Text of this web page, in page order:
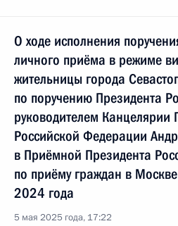
О ходе исполнения
личного приёма в режиме
жительницы города
по поручению Президента
руководителем Канцелярии
Российской Федерации
в Приёмной Президента
по приёму граждан в
2024 года
5 мая 2025 года, 17:22